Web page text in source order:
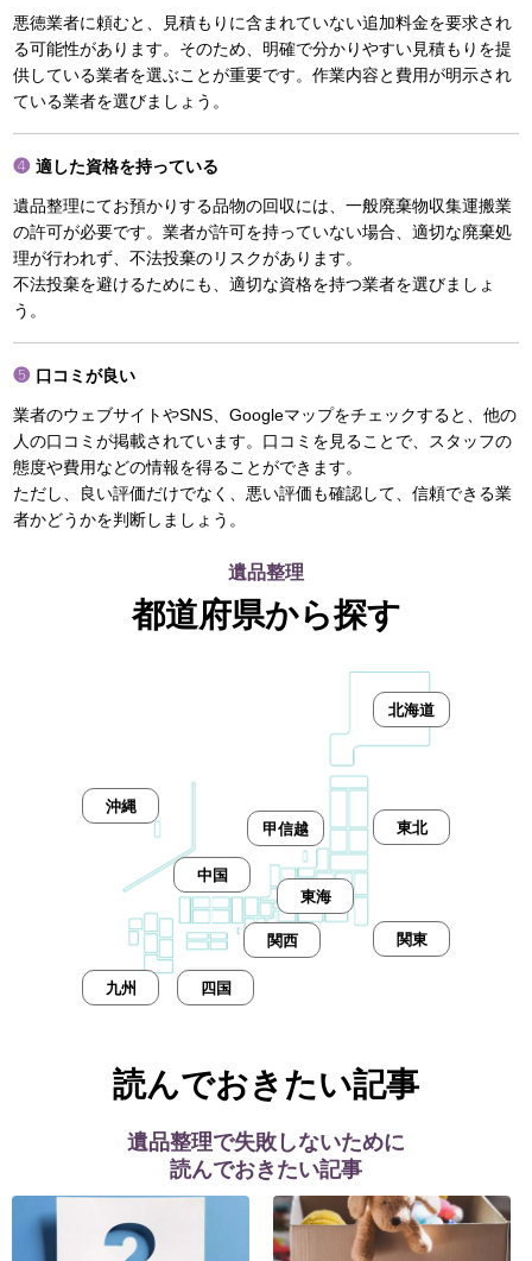
悪徳業者に頼むと、見積もりに含まれていない追加料金を要求され
る可能性があります。そのため、明確で分かりやすい見積もりを提
供している業者を選ぶことが重要です。作業内容と費用が明示され
ている業者を選びましょう。
適した資格を持っている
遺品整理にてお預かりする品物の回収には、一般廃棄物収集運搬業
の許可が必要です。業者が許可を持っていない場合、適切な廃棄処
理が行われず、不法投棄のリスクがあります。
不法投棄を避けるためにも、適切な資格を持つ業者を選びましょ
う。
口コミが良い
業者のウェブサイトやSNS、Googleマップをチェックすると、他の
人の口コミが掲載されています。口コミを見ることで、スタッフの
態度や費用などの情報を得ることができます。
ただし、良い評価だけでなく、悪い評価も確認して、信頼できる業
者かどうかを判断しましょう。
遺品整理
都道府県から探す
北海道
東北
甲信越
東海
関東
関西
中国
四国
九州
沖縄
読んでおきたい記事
遺品整理で失敗しないために
読んでおきたい記事